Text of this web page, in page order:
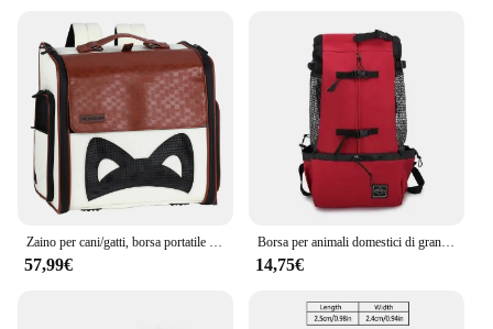
Zaino per cani/gatti, borsa portatile da viaggio per animali domestici in pelle PU espandibile per gatti e cani di piccola taglia per casa e attività all'aperto
57,99€
Borsa per animali domestici di grande capacità da viaggio all'aperto Comodo da trasportare Zaini a doppia spalla traspiranti per gatti e cani all'ingrosso
14,75€